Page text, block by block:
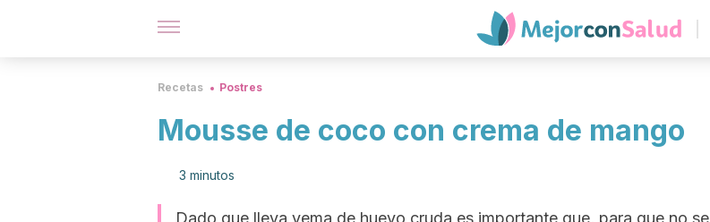
Recetas Postres
Mousse de coco con crema de mango
3 minutos
Dado que lleva yema de huevo cruda es importante que, para que no se